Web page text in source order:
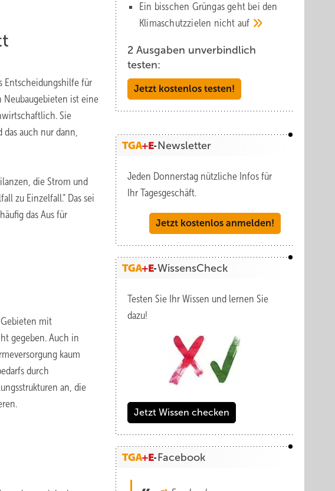
Entscheidungshilfe für
ist eine
Sie
auch nur dann,
die Strom und
zu Einzelfall.“ Das sei
das Aus für
mit
gegeben. Auch in
kaum
durch
an, die
Ein bisschen Grüngas geht bei den
Klima­schutz­zielen nicht auf
2 Ausgaben unverbindlich
testen:
Jetzt kostenlos testen!
Newsletter
Jeden Donnerstag nützliche Infos für
Ihr Tagesgeschäft.
Jetzt kostenlos anmelden!
WissensCheck
Testen Sie Ihr Wissen und lernen Sie
dazu!
Jetzt Wissen checken
Facebook